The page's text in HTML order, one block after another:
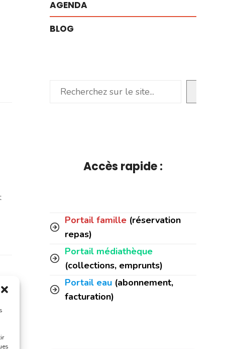
AGENDA
BLOG
Rechercher
Accès rapide :
Portail famille (réservation
repas)
Portail médiathèque
(collections, emprunts)
Portail eau (abonnement,
facturation)